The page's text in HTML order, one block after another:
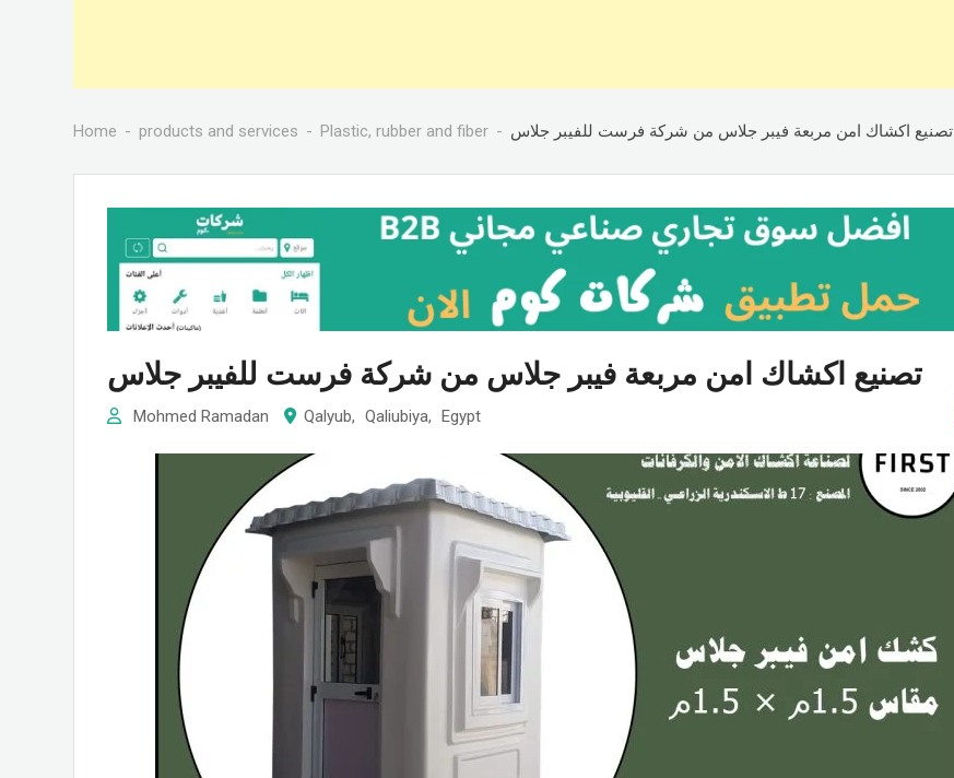
Home products and services Plastic, rubber and fiber تصنيع اكشاك امن مربعة فيبر جلاس من شركة فرست للفيبر جلاس
تصنيع اكشاك امن مربعة فيبر جلاس من شركة فرست للفيبر جلاس
Mohmed Ramadan Qalyub, Qaliubiya, Egypt